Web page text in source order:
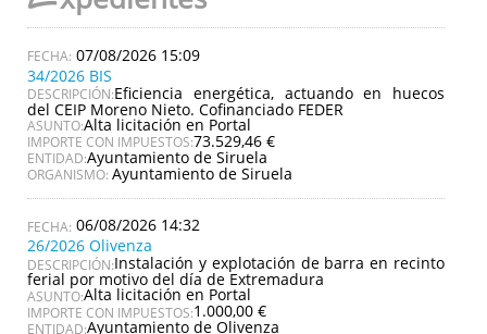
07/08/2026 15:09
34/2026 BIS
DESCRIPCIÓN:Eficiencia energética, actuando en huecos
del CEIP Moreno Nieto. Cofinanciado FEDER
ASUNTO:Alta licitación en Portal
IMPORTE CON IMPUESTOS:73.529,46 €
ENTIDAD:Ayuntamiento de Siruela
ORGANISMO: Ayuntamiento de Siruela
06/08/2026 14:32
26/2026 Olivenza
DESCRIPCIÓN:Instalación y explotación de barra en recinto
ferial por motivo del día de Extremadura
ASUNTO:Alta licitación en Portal
IMPORTE CON IMPUESTOS:1.000,00 €
ENTIDAD:Ayuntamiento de Olivenza